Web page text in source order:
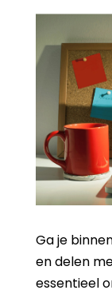
Ga je
en delen
essentieel